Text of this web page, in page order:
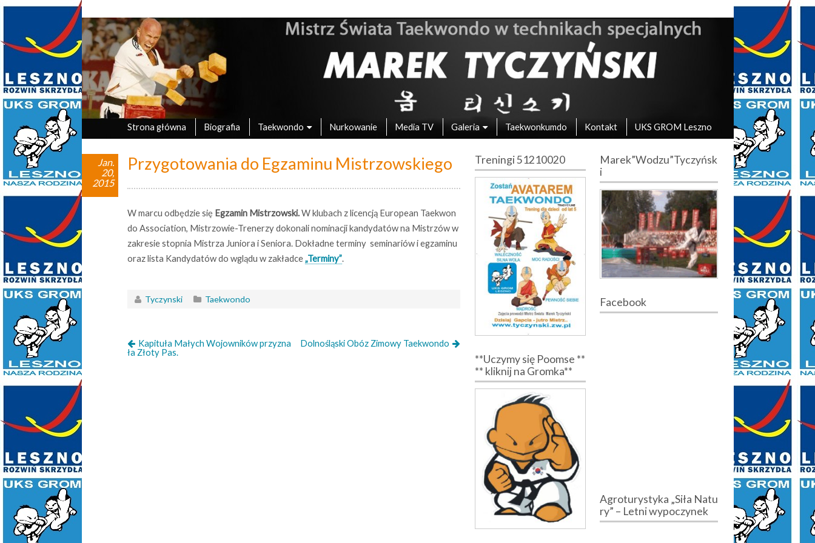
Marek Tyczyński – Mistrz Świata w Taekwondo
oficjalna strona UKS Grom Leszno
Strona główna Biografia Taekwondo Nurkowanie Media TV Galeria Taekwonkumdo Kontakt UKS GROM Leszno
Przygotowania do Egzaminu Mistrzowskiego
Jan.
20,
2015
W marcu odbędzie się Egzamin Mistrzowski.W klubach z licencją European Taekwon
do Association, Mistrzowie-Trenerzy dokonali nominacji kandydatów na Mistrzów w
zakresie stopnia Mistrza Juniora i Seniora. Dokładne terminy seminariów i egzaminu
oraz lista Kandydatów do wglądu w zakładce„Terminy”.
Tyczynski Taekwondo
Kapituła Małych Wojowników przyzna
ła Złoty Pas.
Dolnośląski Obóz Zimowy Taekwondo
Treningi 51210020
**Uczymy się Poomse **
** kliknij na Gromka**
Marek”Wodzu”Tyczyńsk
i
Facebook
Agroturystyka „Siła Natu
ry” – Letni wypoczynek